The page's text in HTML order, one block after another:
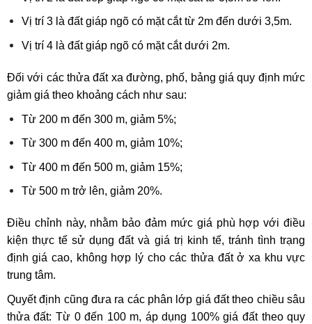
Vị trí 3 là đất giáp ngõ có mặt cắt từ 2m đến dưới 3,5m.
Vị trí 4 là đất giáp ngõ có mặt cắt dưới 2m.
Đối với các thửa đất xa đường, phố, bảng giá quy định mức
giảm giá theo khoảng cách như sau:
Từ 200 m đến 300 m, giảm 5%;
Từ 300 m đến 400 m, giảm 10%;
Từ 400 m đến 500 m, giảm 15%;
Từ 500 m trở lên, giảm 20%.
Điều chỉnh này, nhằm bảo đảm mức giá phù hợp với điều
kiện thực tế sử dụng đất và giá trị kinh tế, tránh tình trạng
định giá cao, không hợp lý cho các thửa đất ở xa khu vực
trung tâm.
Quyết định cũng đưa ra các phân lớp giá đất theo chiều sâu
thửa đất: Từ 0 đến 100 m, áp dụng 100% giá đất theo quy